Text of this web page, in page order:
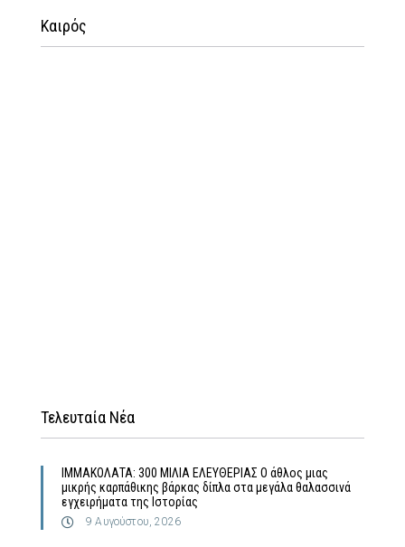
Καιρός
Τελευταία Νέα
ΙΜΜΑΚΟΛΑΤΑ: 300 ΜΙΛΙΑ ΕΛΕΥΘΕΡΙΑΣ Ο άθλος μιας
μικρής καρπάθικης βάρκας δίπλα στα μεγάλα θαλασσινά
εγχειρήματα της Ιστορίας
9 Αυγούστου, 2026